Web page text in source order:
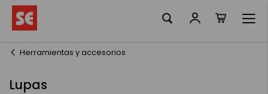
Content
Herramientas y accesorios
Lupas